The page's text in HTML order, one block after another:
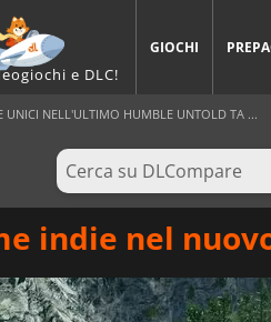
e DLC!
GIOCHI
UNICI NELL'ULTIMO HUMBLE UNTOLD TA ...
indie nel